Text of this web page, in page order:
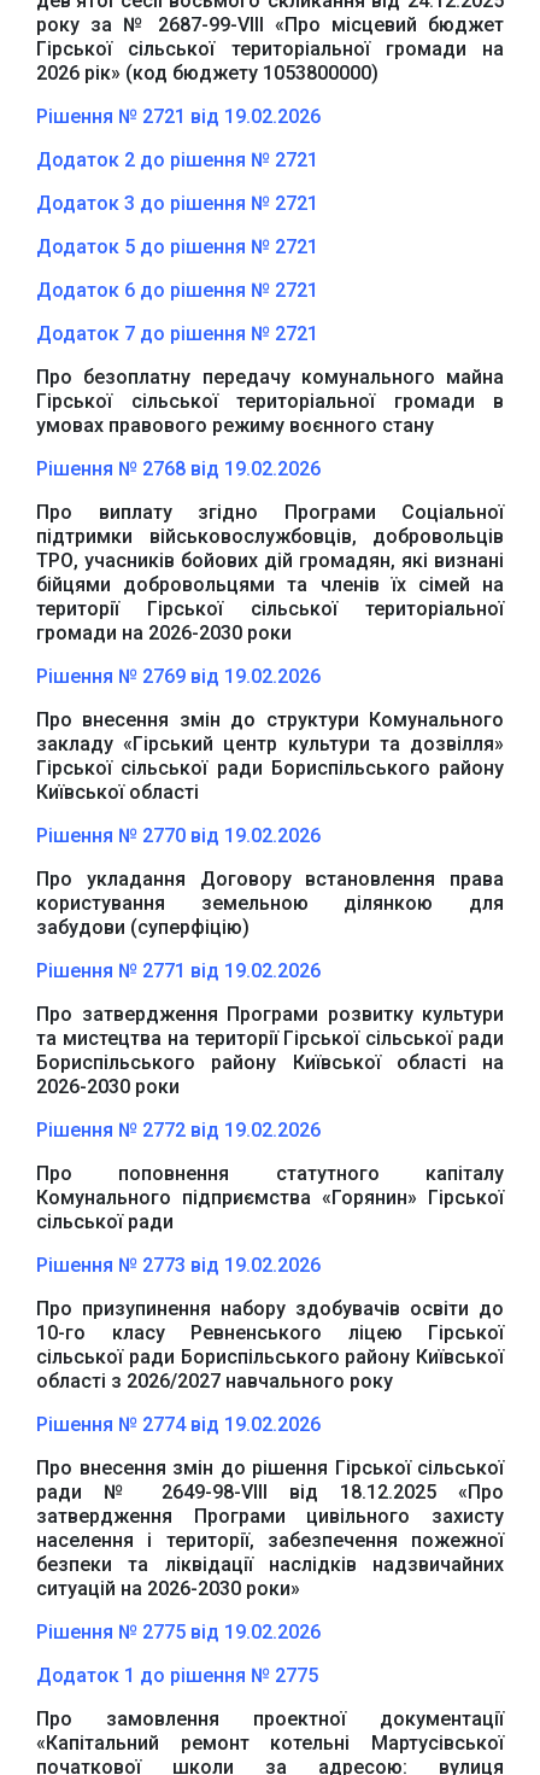
року за № 2687-99-VIIІ «Про місцевий бюджет
Гірської сільської територіальної громади на
2026 рік» (код бюджету 1053800000)
Рішення № 2721 від 19.02.2026
Додаток 2 до рішення № 2721
Додаток 3 до рішення № 2721
Додаток 5 до рішення № 2721
Додаток 6 до рішення № 2721
Додаток 7 до рішення № 2721
Про безоплатну передачу комунального майна
Гірської сільської територіальної громади в
умовах правового режиму воєнного стану
Рішення № 2768 від 19.02.2026
Про виплату згідно Програми Соціальної
підтримки військовослужбовців, добровольців
ТРО, учасників бойових дій громадян, які визнані
бійцями добровольцями та членів їх сімей на
території Гірської сільської територіальної
громади на 2026-2030 роки
Рішення № 2769 від 19.02.2026
Про внесення змін до структури Комунального
закладу «Гірський центр культури та дозвілля»
Гірської сільської ради Бориспільського району
Київської області
Рішення № 2770 від 19.02.2026
Про укладання Договору встановлення права
користування земельною ділянкою для
забудови (суперфіцію)
Рішення № 2771 від 19.02.2026
Про затвердження Програми розвитку культури
та мистецтва на території Гірської сільської ради
Бориспільського району Київської області на
2026-2030 роки
Рішення № 2772 від 19.02.2026
Про поповнення статутного капіталу
Комунального підприємства «Горянин» Гірської
сільської ради
Рішення № 2773 від 19.02.2026
Про призупинення набору здобувачів освіти до
10-го класу Ревненського ліцею Гірської
сільської ради Бориспільського району Київської
області з 2026/2027 навчального року
Рішення № 2774 від 19.02.2026
Про внесення змін до рішення Гірської сільської
ради № 2649-98-VIII від 18.12.2025 «Про
затвердження Програми цивільного захисту
населення і території, забезпечення пожежної
безпеки та ліквідації наслідків надзвичайних
ситуацій на 2026-2030 роки»
Рішення № 2775 від 19.02.2026
Додаток 1 до рішення № 2775
Про замовлення проектної документації
«Капітальний ремонт котельні Мартусівської
початкової школи за адресою: вулиця